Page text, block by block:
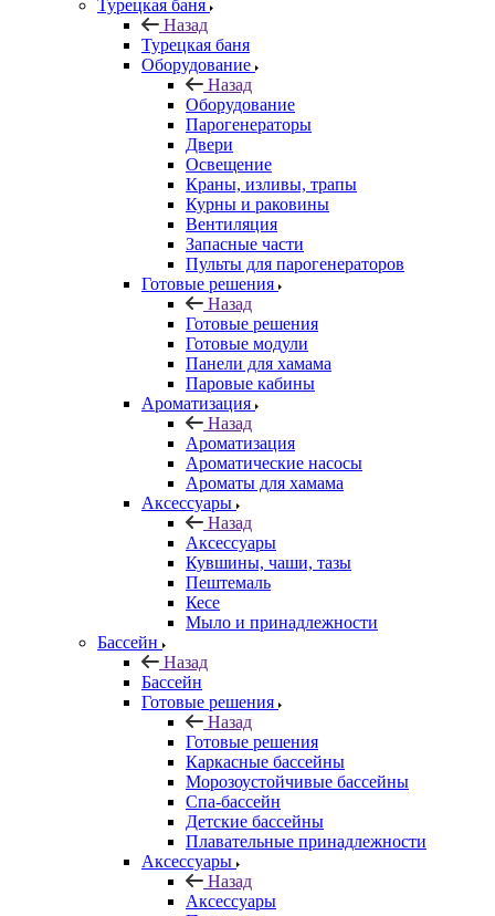
Турецкая баня
Назад
Турецкая баня
Оборудование
Назад
Оборудование
Парогенераторы
Двери
Освещение
Краны, изливы, трапы
Курны и раковины
Вентиляция
Запасные части
Пульты для парогенераторов
Готовые решения
Назад
Готовые решения
Готовые модули
Панели для хамама
Паровые кабины
Ароматизация
Назад
Ароматизация
Ароматические насосы
Ароматы для хамама
Аксессуары
Назад
Аксессуары
Кувшины, чаши, тазы
Пештемаль
Кесе
Мыло и принадлежности
Бассейн
Назад
Бассейн
Готовые решения
Назад
Готовые решения
Каркасные бассейны
Морозоустойчивые бассейны
Спа-бассейн
Детские бассейны
Плавательные принадлежности
Аксессуары
Назад
Аксессуары